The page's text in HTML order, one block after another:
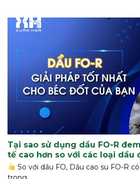
Tại sao sử dụng dầu FO-R
tế cao hơn so với các loại dầu
So với dầu FO, Dầu cao su FO-R